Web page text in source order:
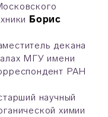
Борис
декана
МГУ имени
РАН
научный
химии